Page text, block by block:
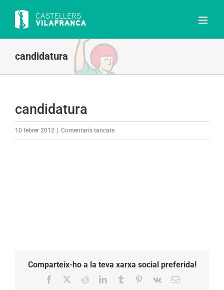
content
candidatura
candidatura
10 febrer 2012 Comentaris tancatsa
Comparteix-ho a la teva xarxa social preferida!
Facebook RedditLinkedInTumblr Pinterest
Vk Email: